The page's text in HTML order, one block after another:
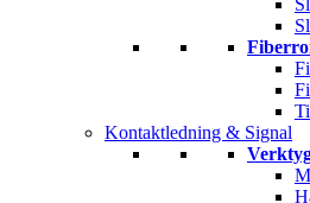
Kontaktledning & Signal